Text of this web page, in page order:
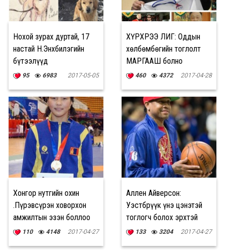
Нохой зурах дуртай, 17
настай Н.Энхбилэгийн
бүтээлүүд
95 6983 2017-05-05
ХҮРХРЭЭ ЛИГ: Оддын
хөлбөмбөгийн тоглолт
МАРГААШ болно
460 4372 2017-04-28
Хонгор нутгийн охин
Ө.Пүрэвсүрэн ховорхон
амжилтын эзэн боллоо
110 4148 2017-04-27
Аллен Айверсон:
Уэстбрүүк үнэ цэнэтэй
тоглогч болох эрхтэй
133 3204 2017-04-27